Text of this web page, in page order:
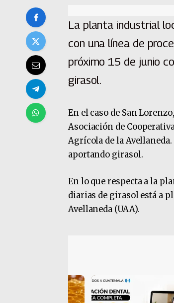
La planta industrial
con una línea de
próximo 15 de junio
girasol.
En el caso de San
Asociación de
Agrícola de la
aportando girasol.
En lo que respecta a la
diarias de girasol está a
Avellaneda (UAA).